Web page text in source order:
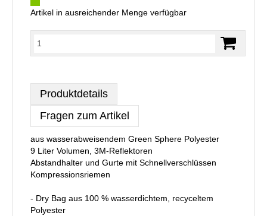
Artikel in ausreichender Menge verfügbar
Produktdetails
Fragen zum Artikel
aus wasserabweisendem Green Sphere Polyester
9 Liter Volumen, 3M-Reflektoren
Abstandhalter und Gurte mit Schnellverschlüssen
Kompressionsriemen
- Dry Bag aus 100 % wasserdichtem, recyceltem
Polyester